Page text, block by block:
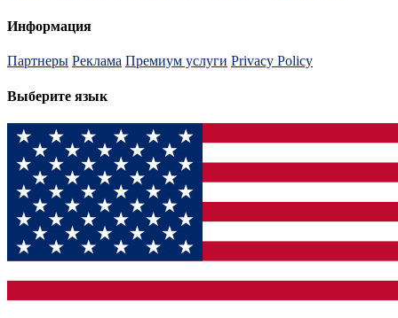
Информация
Партнеры Реклама Премиум услуги Privacy Policy
Выберите язык